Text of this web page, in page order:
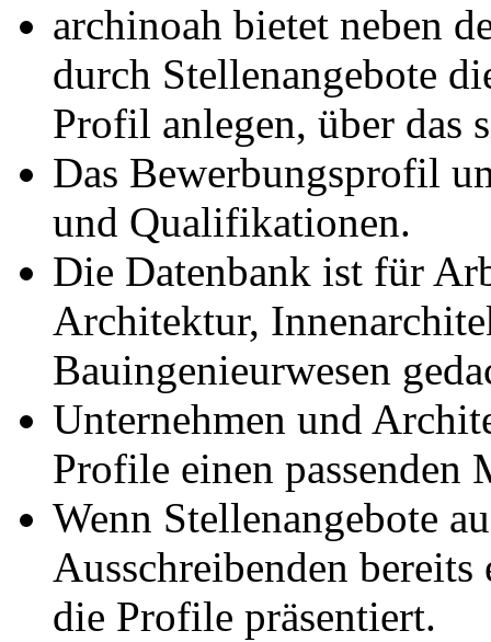
archinoah bietet neben
durch Stellenangebote
Profil anlegen, über das
Das Bewerbungsprofil
und Qualifikationen.
Die Datenbank ist für
Architektur,
Bauingenieurwesen
Unternehmen und
Profile einen passenden
Wenn Stellenangebote
Ausschreibenden
die Profile präsentiert.